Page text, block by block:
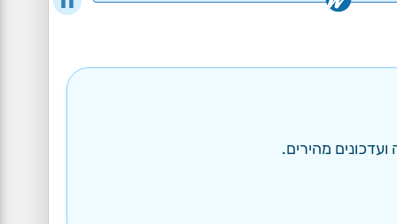
מהירים.